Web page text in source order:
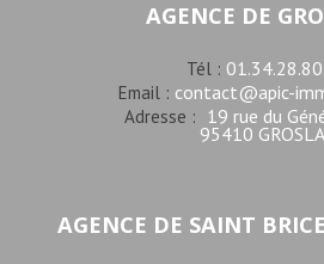
AGENCE DE
Tél :
Email : contact@apic-
Adresse : 19 rue du
95410
AGENCE DE SAINT